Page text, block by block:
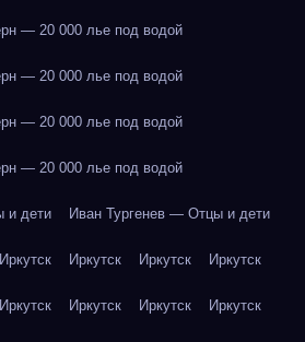
— 20 000 лье под водой
— 20 000 лье под водой
— 20 000 лье под водой
— 20 000 лье под водой
и дети Иван Тургенев — Отцы и дети
Иркутск Иркутск Иркутск Иркутск
Иркутск Иркутск Иркутск Иркутск